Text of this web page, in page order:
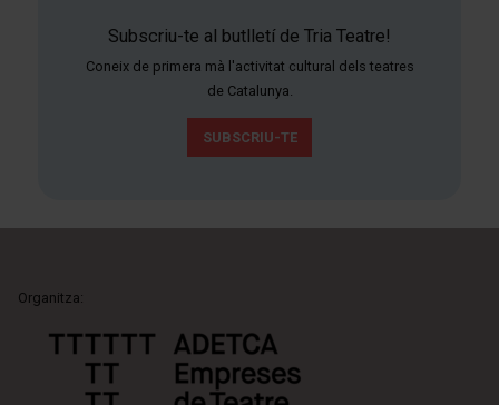
Subscriu-te al butlletí de Tria Teatre!
Coneix de primera mà l'activitat cultural dels teatres
de Catalunya.
SUBSCRIU-TE
Organitza: